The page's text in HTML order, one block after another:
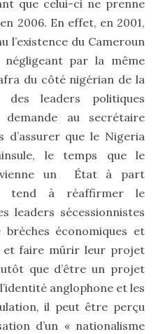
que celui-ci ne prenne
2006. En effet, en 2001,
l’existence du Cameroun
négligeant par la même
du côté nigérian de la
leaders politiques
au secrétaire
d’assurer que le Nigeria
le temps que le
un État à part
tend à réaffirmer le
leaders sécessionnistes
économiques et
et faire mûrir leur projet
que d’être un projet
anglophone et les
il peut être perçu
d’un « nationalisme